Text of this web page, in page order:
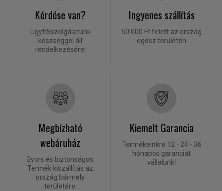
Kérdése van?
Ügyfélszolgálatunk
készséggel áll
rendelkezésére!
Ingyenes szállítás
50.000 Ft felett az ország
egész területén
Megbízható
webáruház
Gyors és biztonságos.
Termék kiszállítás az
ország bármely
területére.
Kiemelt Garancia
Termékeinkre 12 - 24 - 36
hónapos garanciát
vállalunk!